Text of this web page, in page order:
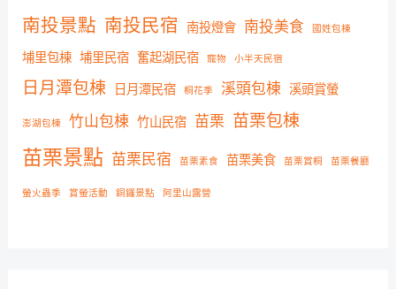
南投景點 南投民宿 南投燈會 南投美食 國姓包棟
埔里包棟 埔里民宿 奮起湖民宿 寵物 小半天民宿
日月潭包棟 日月潭民宿 桐花季 溪頭包棟 溪頭賞螢
澎湖包棟 竹山包棟 竹山民宿 苗栗 苗栗包棟
苗栗景點 苗栗民宿 苗栗素食 苗栗美食 苗栗賞桐 苗栗餐廳
螢火蟲季 賞螢活動 銅鑼景點 阿里山露營